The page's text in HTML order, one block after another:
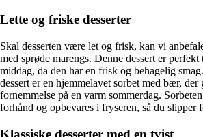
Lette og friske desserter
Skal desserten være let og frisk, kan vi
med sprøde marengs. Denne dessert er
middag, da den har en frisk og behagelig
dessert er en hjemmelavet sorbet med bær,
fornemmelse på en varm sommerdag.
forhånd og opbevares i fryseren, så du slipper
Klassiske desserter med en tvist